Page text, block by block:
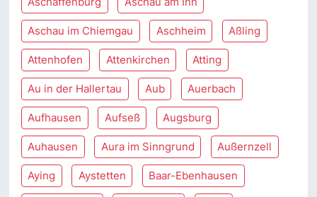
Aschau im Chiemgau Aschheim Aßling
Attenhofen Attenkirchen Atting
Au in der Hallertau Aub Auerbach
Aufhausen Aufseß Augsburg
Auhausen Aura im Sinngrund Außernzell
Aying Aystetten Baar-Ebenhausen